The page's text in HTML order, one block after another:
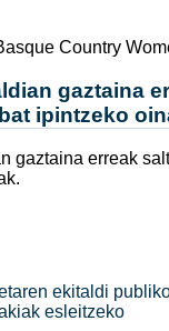
Country
gaztaina
ipintzeko
gaztaina erreak
ekitaldi
esleitzeko